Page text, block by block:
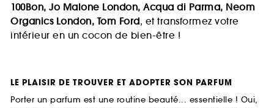
100Bon, Jo Malone London, Acqua di Parma, Neom
Organics London, Tom Ford, et transformez votre
intérieur en un cocon de bien-être !
LE PLAISIR DE TROUVER ET ADOPTER SON PARFUM
Porter un parfum est une routine beauté... essentielle ! Oui,